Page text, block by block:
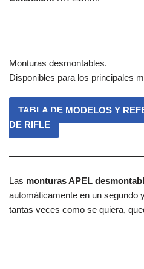
Monturas desmontables.
Disponibles para los principales
TABLA DE MODELOS Y
DE RIFLE
Las monturas APEL
automáticamente en un segundo
tantas veces como se quiera,